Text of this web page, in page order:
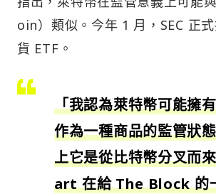
oin）類似。今年 1 月，SEC 正
貨 ETF。
「我認為萊特幣可能擁
作為一種商品的監管狀
上它是從比特幣分叉而
art 在給 The Block 的